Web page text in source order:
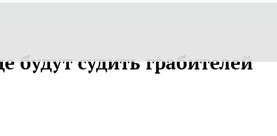
судить грабителей